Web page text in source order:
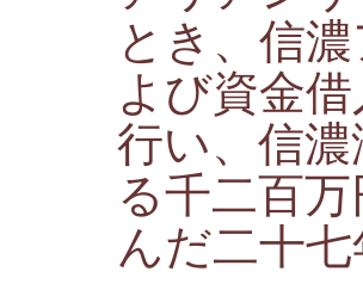
とき、信
よび資金
行い、信
る千二百
んだ二十